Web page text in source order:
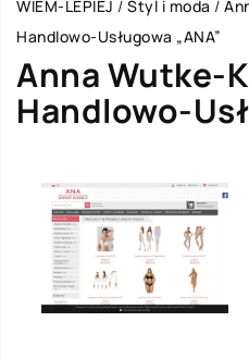
WIEM-LEPIEJ / Styl i moda /
Handlowo-Usługowa „ANA”
Anna Wutke-
Handlowo-